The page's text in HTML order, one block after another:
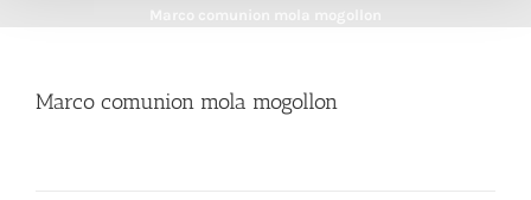
Marco comunion mola mogollon